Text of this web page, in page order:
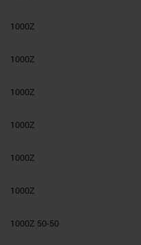
1000Z
1000Z
1000Z
1000Z
1000Z
1000Z
1000Z 50-50